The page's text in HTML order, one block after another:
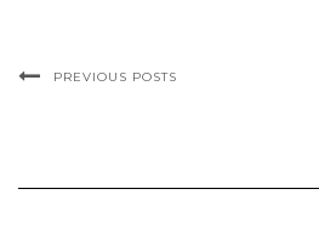
PREVIOUS POSTS